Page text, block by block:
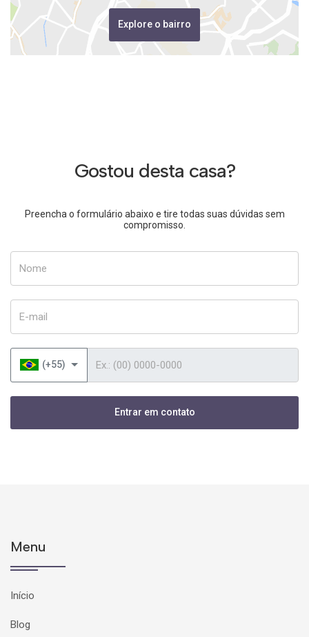
Explore o bairro
Gostou desta casa?
Preencha o formulário abaixo e tire todas suas dúvidas sem
compromisso.
(+55)
Entrar em contato
Menu
Início
Blog